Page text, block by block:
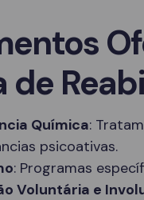
de
Química:
psicoativas.
: Programas
Voluntária e